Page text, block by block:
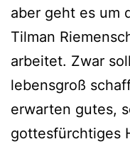
aber geht es um
Tilman
arbeitet. Zwar
lebensgroß
erwarten gutes,
gottesfürchtiges